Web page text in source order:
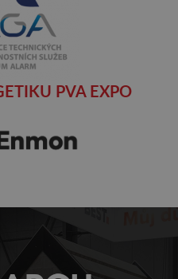
PVA EXPO